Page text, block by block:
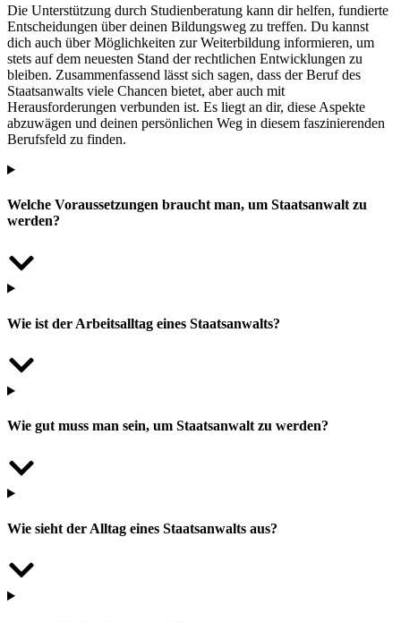
Die Unterstützung durch Studienberatung kann dir helfen, fundierte
Entscheidungen über deinen Bildungsweg zu treffen. Du kannst
dich auch über Möglichkeiten zur Weiterbildung informieren, um
stets auf dem neuesten Stand der rechtlichen Entwicklungen zu
bleiben. Zusammenfassend lässt sich sagen, dass der Beruf des
Staatsanwalts viele Chancen bietet, aber auch mit
Herausforderungen verbunden ist. Es liegt an dir, diese Aspekte
abzuwägen und deinen persönlichen Weg in diesem faszinierenden
Berufsfeld zu finden.
Welche Voraussetzungen braucht man, um Staatsanwalt zu
werden?
Wie ist der Arbeitsalltag eines Staatsanwalts?
Wie gut muss man sein, um Staatsanwalt zu werden?
Wie sieht der Alltag eines Staatsanwalts aus?